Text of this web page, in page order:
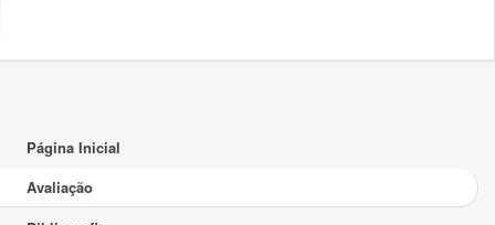
Página Inicial
Avaliação